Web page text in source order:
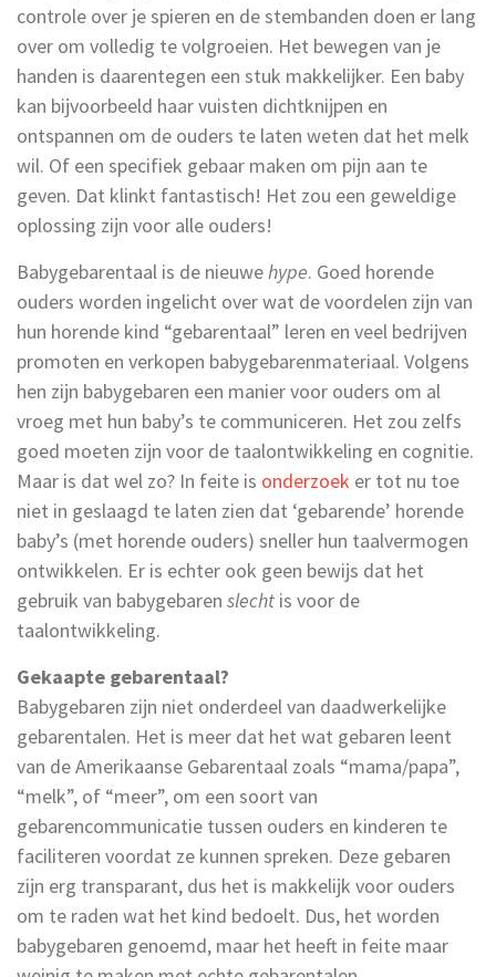
controle over je spieren en de stembanden doen er lang
over om volledig te volgroeien. Het bewegen van je
handen is daarentegen een stuk makkelijker. Een baby
kan bijvoorbeeld haar vuisten dichtknijpen en
ontspannen om de ouders te laten weten dat het melk
wil. Of een specifiek gebaar maken om pijn aan te
geven. Dat klinkt fantastisch! Het zou een geweldige
oplossing zijn voor alle ouders!
Babygebarentaal is de nieuwehype. Goed horende
ouders worden ingelicht over wat de voordelen zijn van
hun horende kind “gebarentaal” leren en veel bedrijven
promoten en verkopen babygebarenmateriaal. Volgens
hen zijn babygebaren een manier voor ouders om al
vroeg met hun baby’s te communiceren. Het zou zelfs
goed moeten zijn voor de taalontwikkeling en cognitie.
Maar is dat wel zo? In feite is onderzoek er tot nu toe
niet in geslaagd te laten zien dat ‘gebarende’ horende
baby’s (met horende ouders) sneller hun taalvermogen
ontwikkelen. Er is echter ook geen bewijs dat het
gebruik van babygebaren slecht is voor de
taalontwikkeling.
Gekaapte gebarentaal?
Babygebaren zijn niet onderdeel van daadwerkelijke
gebarentalen. Het is meer dat het wat gebaren leent
van de Amerikaanse Gebarentaal zoals “mama/papa”,
“melk”, of “meer”, om een soort van
gebarencommunicatie tussen ouders en kinderen te
faciliteren voordat ze kunnen spreken. Deze gebaren
zijn erg transparant, dus het is makkelijk voor ouders
om te raden wat het kind bedoelt. Dus, het worden
babygebaren genoemd, maar het heeft in feite maar